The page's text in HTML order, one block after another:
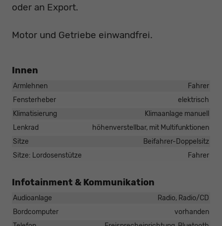
oder an Export.
Motor und Getriebe einwandfrei.
Innen
Armlehnen
Fahrer
Fensterheber
elektrisch
Klimatisierung
Klimaanlage manuell
Lenkrad
höhenverstellbar, mit Multifunktionen
Sitze
Beifahrer-Doppelsitz
Sitze: Lordosenstütze
Fahrer
Infotainment & Kommunikation
Audioanlage
Radio, Radio/CD
Bordcomputer
vorhanden